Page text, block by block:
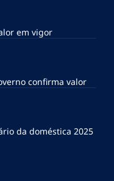
em vigor
confirma valor
da doméstica 2025